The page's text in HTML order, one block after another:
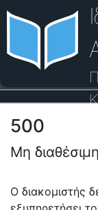
Οδηγός Βοήθειας
500
Μη
Ο διακομιστής